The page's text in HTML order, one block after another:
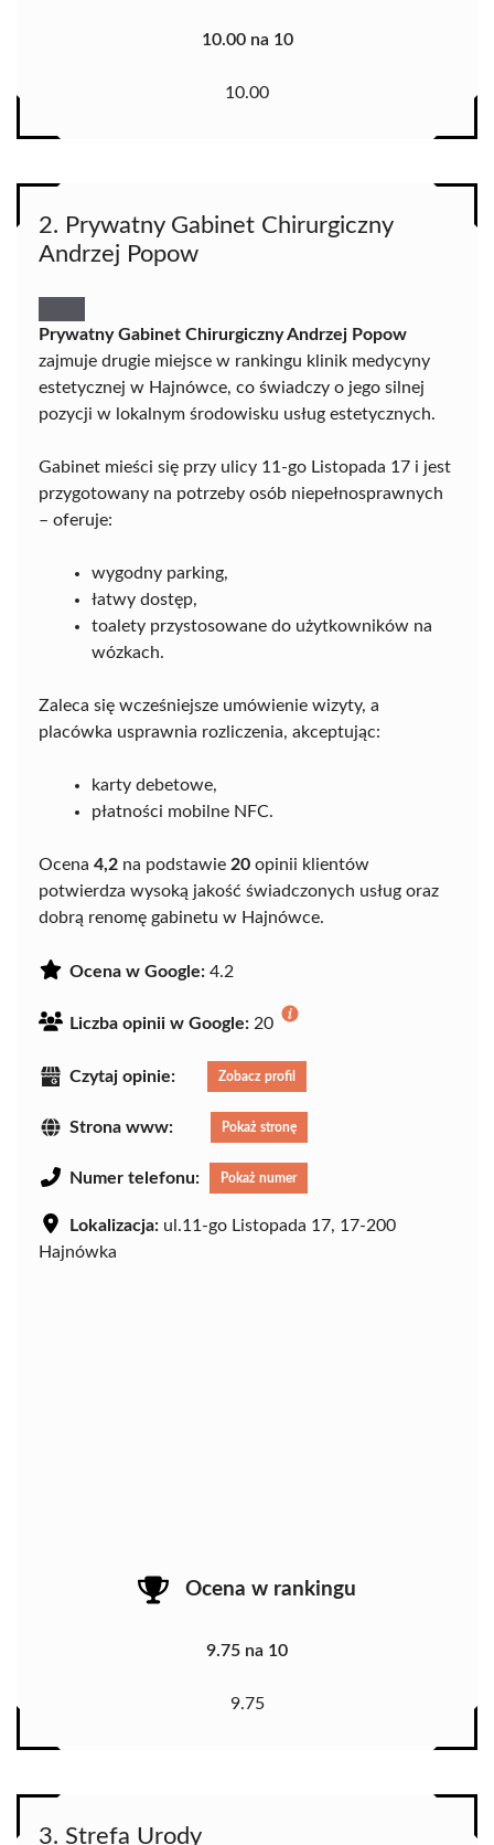
10.00 na 10
10.00
2. Prywatny Gabinet Chirurgiczny
Andrzej Popow
Prywatny Gabinet Chirurgiczny Andrzej Popow
zajmuje drugie miejsce w rankingu klinik medycyny
estetycznej w Hajnówce, co świadczy o jego silnej
pozycji w lokalnym środowisku usług estetycznych.
Gabinet mieści się przy ulicy 11-go Listopada 17 i jest
przygotowany na potrzeby osób niepełnosprawnych
– oferuje:
wygodny parking,
łatwy dostęp,
toalety przystosowane do użytkowników na
wózkach.
Zaleca się wcześniejsze umówienie wizyty, a
placówka usprawnia rozliczenia, akceptując:
karty debetowe,
płatności mobilne NFC.
Ocena 4,2 na podstawie 20 opinii klientów
potwierdza wysoką jakość świadczonych usług oraz
dobrą renomę gabinetu w Hajnówce.
Ocena w Google: 4.2
Liczba opinii w Google: 20
Czytaj opinie: Zobacz profil
Strona www: Pokaż stronę
Numer telefonu: Pokaż numer
Lokalizacja: ul.11-go Listopada 17, 17-200
Hajnówka
Ocena w rankingu
9.75 na 10
9.75
3. Strefa Urody